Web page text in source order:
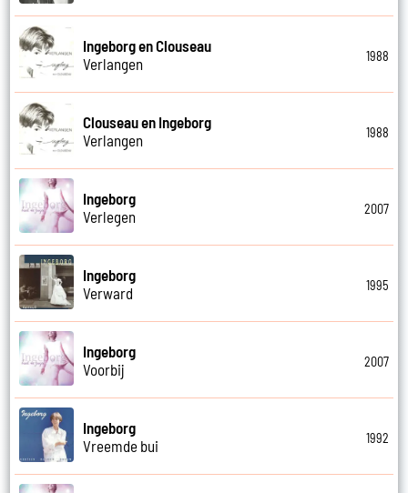
Ingeborg en Clouseau
Verlangen
1988
Clouseau en Ingeborg
Verlangen
1988
Ingeborg
Verlegen
2007
Ingeborg
Verward
1995
Ingeborg
Voorbij
2007
Ingeborg
Vreemde bui
1992